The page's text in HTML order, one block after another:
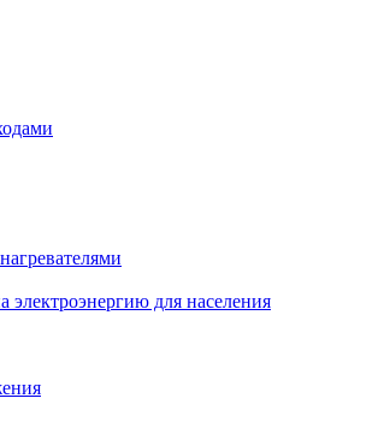
для населения